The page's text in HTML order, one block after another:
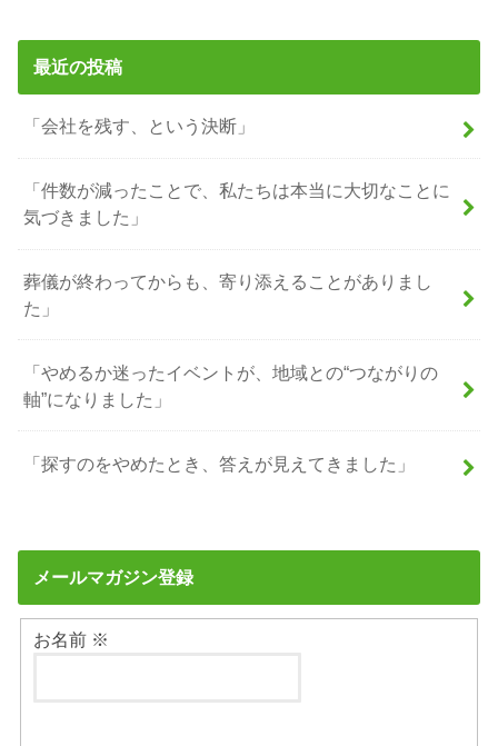
最近の投稿
「会社を残す、という決断」
「件数が減ったことで、私たちは本当に大切なことに
気づきました」
葬儀が終わってからも、寄り添えることがありまし
た」
「やめるか迷ったイベントが、地域との“つながりの
軸”になりました」
「探すのをやめたとき、答えが見えてきました」
メールマガジン登録
お名前 ※